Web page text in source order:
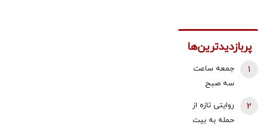
پربازدیدترین‌ها
جمعه ساعت
سه صبح
سر بیت رهبری
1
روایتی تازه از
حمله به بیت
2